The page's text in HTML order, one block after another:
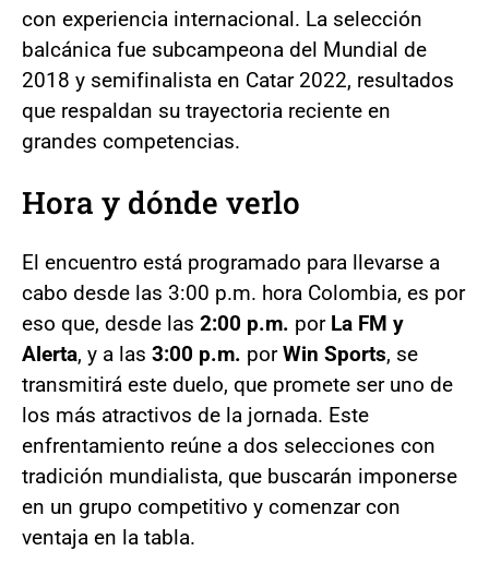
con experiencia internacional. La selección
balcánica fue subcampeona del Mundial de
2018 y semifinalista en Catar 2022, resultados
que respaldan su trayectoria reciente en
grandes competencias.
Hora y dónde verlo
El encuentro está programado para llevarse a
cabo desde las 3:00 p.m. hora Colombia, es por
eso que, desde las 2:00 p.m. por La FM y
Alerta, y a las 3:00 p.m. porWin Sports, se
transmitirá este duelo, que promete ser uno de
los más atractivos de la jornada. Este
enfrentamiento reúne a dos selecciones con
tradición mundialista, que buscarán imponerse
en un grupo competitivo y comenzar con
ventaja en la tabla.